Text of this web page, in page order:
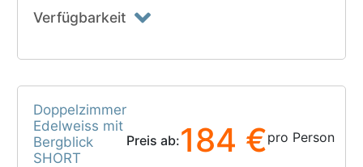
Verfügbarkeit
Doppelzimmer
Edelweiss mit
Bergblick
SHORT
Preis ab:184 €pro Person